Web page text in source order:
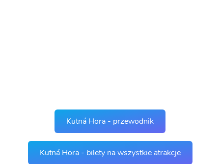
Kutná Hora - przewodnik
Kutná Hora - bilety na wszystkie atrakcje